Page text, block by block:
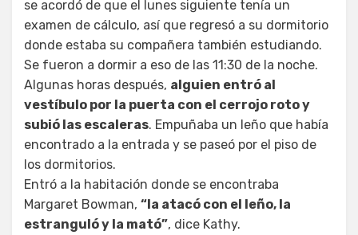
se acordó de que el lunes siguiente tenía un
examen de cálculo, así que regresó a su dormitorio
donde estaba su compañera también estudiando.
Se fueron a dormir a eso de las 11:30 de la noche.
Algunas horas después, alguien entró al
vestíbulo por la puerta con el cerrojo roto y
subió las escaleras. Empuñaba un leño que había
encontrado a la entrada y se paseó por el piso de
los dormitorios.
Entró a la habitación donde se encontraba
Margaret Bowman, “la atacó con el leño, la
estranguló y la mató”, dice Kathy.